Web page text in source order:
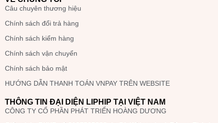
Câu chuyên thương hiệu
Chính sách đổi trả hàng
Chính sách kiểm hàng
Chính sách vận chuyển
Chính sách bảo mật
HƯỚNG DẪN THANH TOÁN VNPAY TRÊN WEBSITE
THÔNG TIN ĐẠI DIỆN LIPHIP TẠI VIỆT NAM
CÔNG TY CỔ PHẦN PHÁT TRIỂN HOÀNG DƯƠNG